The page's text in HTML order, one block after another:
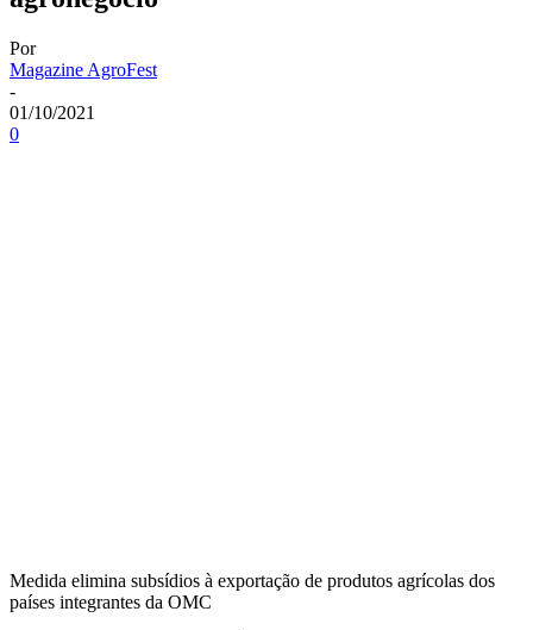
Por
Magazine AgroFest
-
01/10/2021
0
Medida elimina subsídios à exportação de produtos agrícolas dos
países integrantes da OMC